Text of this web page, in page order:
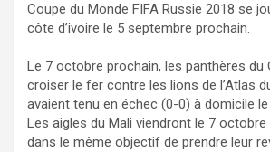
Coupe du Monde FIFA Russie 2018 se
côte d’ivoire le 5 septembre prochain.
Le 7 octobre prochain, les panthères
croiser le fer contre les lions de l’Atlas
avaient tenu en échec (0-0) à domicile
Les aigles du Mali viendront le 7 octobre
dans le même objectif de prendre leur